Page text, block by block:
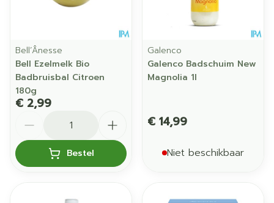
Bell’Ânesse
Bell Ezelmelk Bio
Badbruisbal Citroen
180g
€ 2,99
Bestel
Galenco
Galenco Badschuim New
Magnolia 1l
€ 14,99
Niet beschikbaar